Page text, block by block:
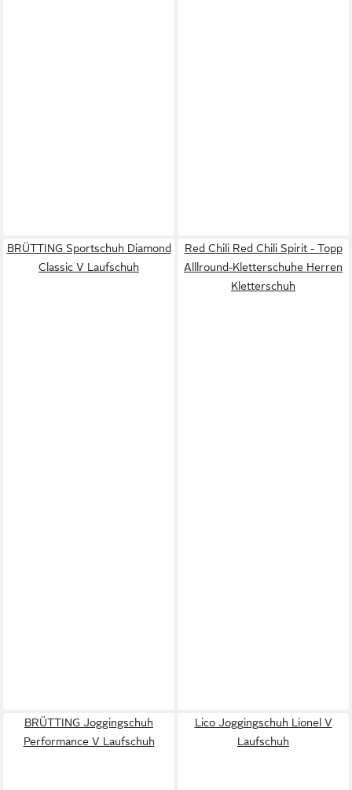
BRÜTTING Sportschuh Diamond
Classic V Laufschuh
Red Chili Red Chili Spirit - Topp
Alllround-Kletterschuhe Herren
Kletterschuh
BRÜTTING Joggingschuh
Performance V Laufschuh
Lico Joggingschuh Lionel V
Laufschuh